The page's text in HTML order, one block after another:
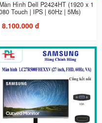
Màn Hình Dell P2424HT (1920 x 1
Touch | IPS | 60Hz | 5Ms)
8.100.000 đ